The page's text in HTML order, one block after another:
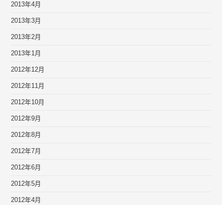
2013年4月
2013年3月
2013年2月
2013年1月
2012年12月
2012年11月
2012年10月
2012年9月
2012年8月
2012年7月
2012年6月
2012年5月
2012年4月